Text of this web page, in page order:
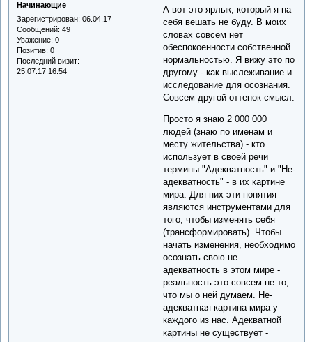
Начинающие
Зарегистрирован: 06.04.17
Сообщений: 49
Уважение: 0
Позитив: 0
Последний визит:
25.07.17 16:54
А вот это ярлык, который я на
себя вешать не буду. В моих
словах совсем нет
обеспокоенности собственной
нормальностью. Я вижу это по
другому - как выслеживание и
исследование для осознания.
Совсем другой оттенок-смысл.
Просто я знаю 2 000 000
людей (знаю по именам и
месту жительства) - кто
использует в своей речи
термины "Адекватность" и "Не-
адекватность" - в их картине
мира. Для них эти понятия
являются инструментами для
того, чтобы изменять себя
(трансформировать). Чтобы
начать изменения, необходимо
осознать свою не-
адекватность в этом мире -
реальность это совсем не то,
что мы о ней думаем. Не-
адекватная картина мира у
каждого из нас. Адекватной
картины не существует -